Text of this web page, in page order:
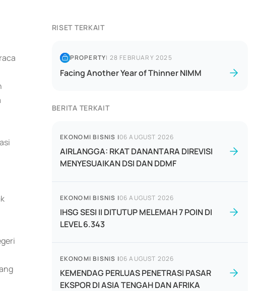
RISET TERKAIT
PROPERTY| 28 FEBRUARY 2025
Facing Another Year of Thinner NIMM
BERITA TERKAIT
EKONOMI BISNIS |06 AUGUST 2026
AIRLANGGA: RKAT DANANTARA DIREVISI
MENYESUAIKAN DSI DAN DDMF
EKONOMI BISNIS |06 AUGUST 2026
IHSG SESI II DITUTUP MELEMAH 7 POIN DI
LEVEL 6.343
EKONOMI BISNIS |06 AUGUST 2026
KEMENDAG PERLUAS PENETRASI PASAR
EKSPOR DI ASIA TENGAH DAN AFRIKA